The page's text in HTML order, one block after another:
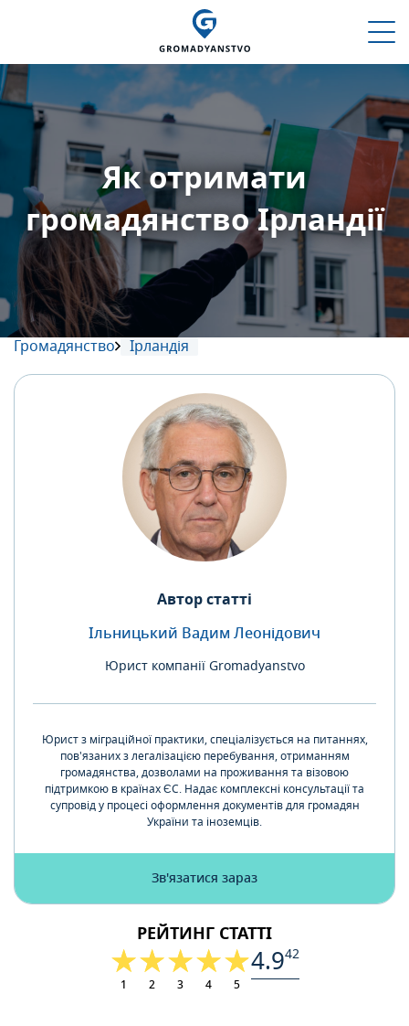
Як отримати
громадянство Ірландії
Громадянство Ірландія
Автор статті
Ільницький Вадим Леонідович
Юрист компанії Gromadyanstvo
Юрист з міграційної практики, спеціалізується на питаннях,
пов'язаних з легалізацією перебування, отриманням
громадянства, дозволами на проживання та візовою
підтримкою в країнах ЄС. Надає комплексні консультації та
супровід у процесі оформлення документів для громадян
України та іноземців.
Зв'язатися зараз
РЕЙТИНГ СТАТТІ
1 2 3 4 5
4.942